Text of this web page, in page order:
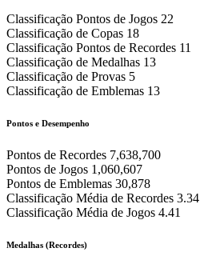
Classificação Pontos de Jogos 22
Classificação de Copas 18
Classificação Pontos de Recordes 11
Classificação de Medalhas 13
Classificação de Provas 5
Classificação de Emblemas 13
Pontos e Desempenho
Pontos de Recordes 7,638,700
Pontos de Jogos 1,060,607
Pontos de Emblemas 30,878
Classificação Média de Recordes 3.34
Classificação Média de Jogos 4.41
Medalhas (Recordes)